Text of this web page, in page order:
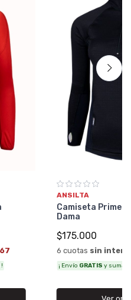
ANSILTA
Camiseta
Dama
$175.000
6 cuotas sin
¡ Envío GRATIS y sumás